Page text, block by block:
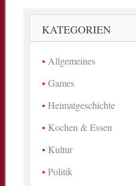
KATEGORIEN
Allgemeines
Games
Heimatgeschichte
Kochen & Essen
Kultur
Politik